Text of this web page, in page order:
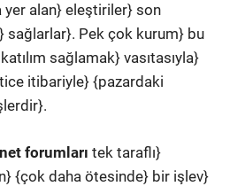
alan} eleştiriler} son
sağlarlar}. Pek çok kurum} bu
sağlamak} vasıtasıyla}
itibariyle} {pazardaki
forumları tek taraflı}
{çok daha ötesinde} bir işlev}